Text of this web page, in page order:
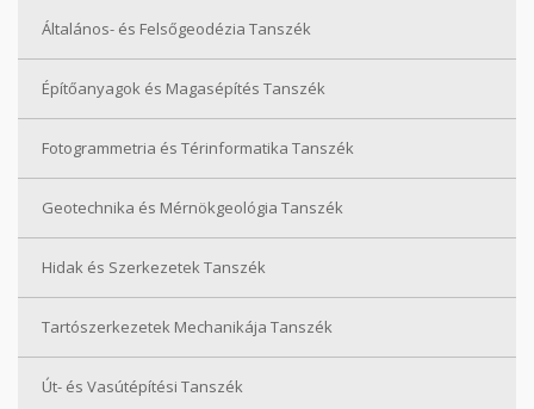
Általános- és Felsőgeodézia Tanszék
Építőanyagok és Magasépítés Tanszék
Fotogrammetria és Térinformatika Tanszék
Geotechnika és Mérnökgeológia Tanszék
Hidak és Szerkezetek Tanszék
Tartószerkezetek Mechanikája Tanszék
Út- és Vasútépítési Tanszék